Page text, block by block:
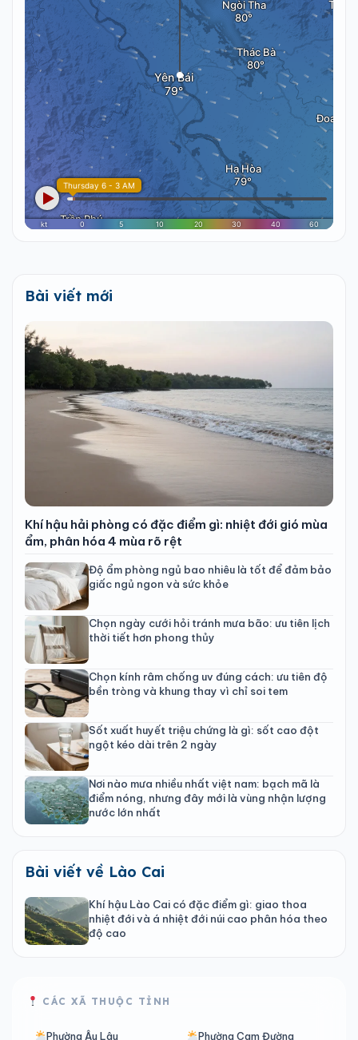
Bài viết mới
Khí hậu hải phòng có đặc điểm gì: nhiệt đới gió mùa
ẩm, phân hóa 4 mùa rõ rệt
Độ ẩm phòng ngủ bao nhiêu là tốt để đảm bảo
giấc ngủ ngon và sức khỏe
Chọn ngày cưới hỏi tránh mưa bão: ưu tiên lịch
thời tiết hơn phong thủy
Chọn kính râm chống uv đúng cách: ưu tiên độ
bền tròng và khung thay vì chỉ soi tem
Sốt xuất huyết triệu chứng là gì: sốt cao đột
ngột kéo dài trên 2 ngày
Nơi nào mưa nhiều nhất việt nam: bạch mã là
điểm nóng, nhưng đây mới là vùng nhận lượng
nước lớn nhất
Bài viết về Lào Cai
Khí hậu Lào Cai có đặc điểm gì: giao thoa
nhiệt đới và á nhiệt đới núi cao phân hóa theo
độ cao
CÁC XÃ THUỘC TỈNH
Phường Âu Lâu Phường Cam Đường